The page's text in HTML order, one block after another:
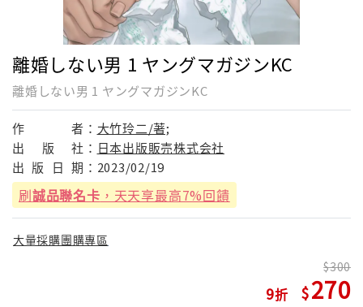
離婚しない男 1 ヤングマガジンKC
離婚しない男 1 ヤングマガジンKC
作 者： 大竹玲二/著;
出
版 社： 日本出版販売株式会社
出 版 日 期： 2023/02/19
刷誠品聯名卡 ，天天享最高7%回饋
大量採購團購專區
9
300
270